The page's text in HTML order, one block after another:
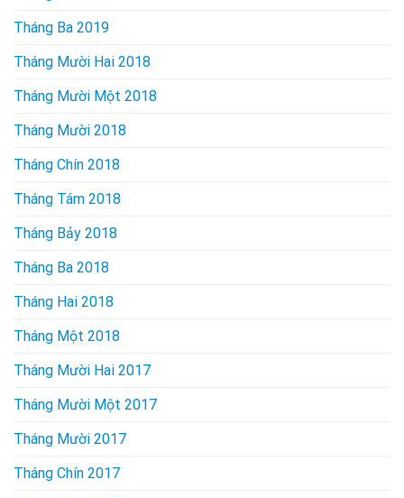
Tháng Ba 2019
Tháng Mười Hai 2018
Tháng Mười Một 2018
Tháng Mười 2018
Tháng Chín 2018
Tháng Tám 2018
Tháng Bảy 2018
Tháng Ba 2018
Tháng Hai 2018
Tháng Một 2018
Tháng Mười Hai 2017
Tháng Mười Một 2017
Tháng Mười 2017
Tháng Chín 2017